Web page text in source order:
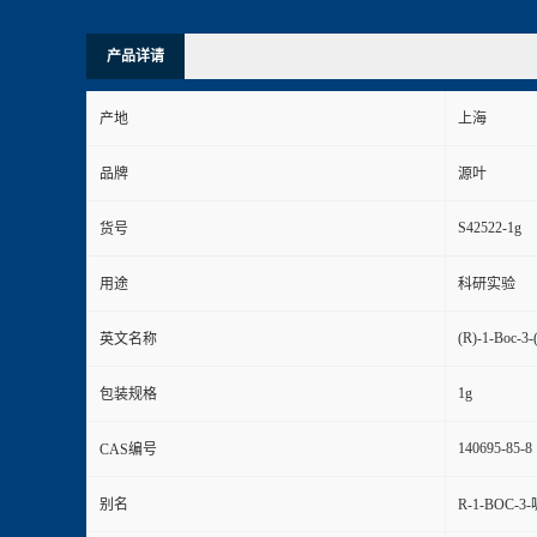
产品详请
产地 上海
品牌 源叶
货号 S42522-1g
用途 科研实验
英文名称 (R)-1-Boc-3-
包装规格 1g
CAS编号 140695-85-8
别名 R-1-BOC-3-